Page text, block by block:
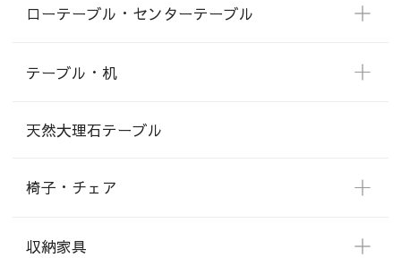
ローテーブル・センターテーブル
テーブル・机
天然大理石テーブル
椅子・チェア
収納家具